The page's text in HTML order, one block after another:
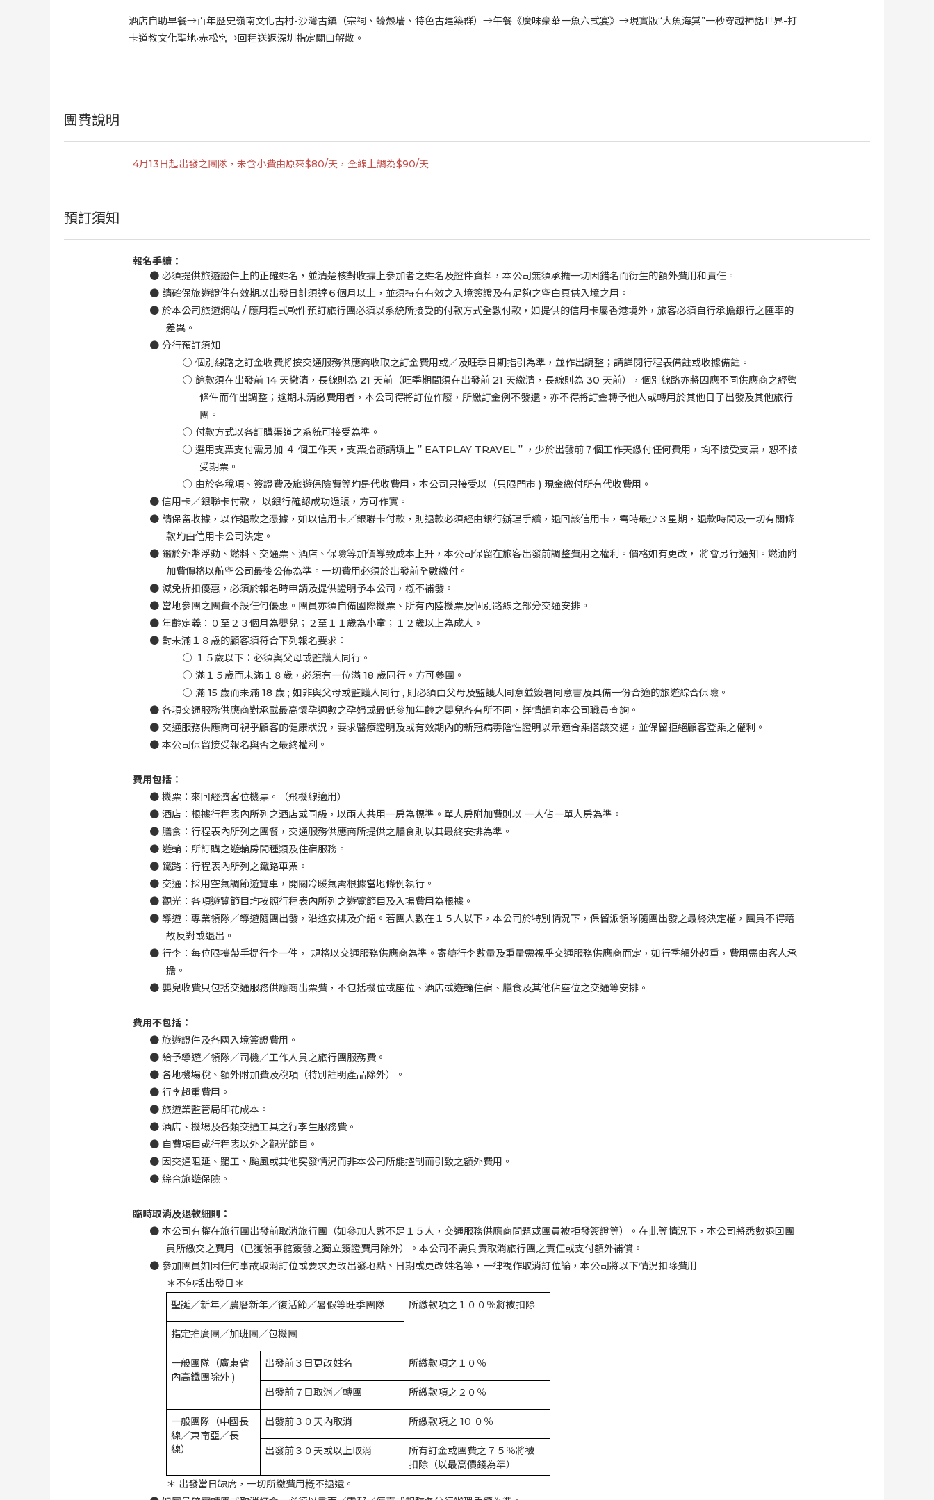
酒店自助早餐→百年歷史嶺南文化古村-沙灣古鎮（宗祠、蠔殼墻、特色古建築群）→午餐《廣味豪華一魚六式宴》→現實版“大魚海棠”一秒穿越神話世界-打
卡道教文化聖地·赤松宮→回程送返深圳指定關口解散。
團費說明
4月13日起出發之團隊，未含小費由原來$80/天，全線上調為$90/天
預訂須知
報名手續：
● 必須提供旅遊證件上的正確姓名，並清楚核對收據上參加者之姓名及證件資料，本公司無須承擔一切因錯名而衍生的額外費用和責任。
● 請確保旅遊證件有效期以出發日計須達６個月以上，並須持有有效之入境簽證及有足夠之空白頁供入境之用。
● 於本公司旅遊網站 / 應用程式軟件預訂旅行團必須以系統所接受的付款方式全數付款，如提供的信用卡屬香港境外，旅客必須自行承擔銀行之匯率的
差異。
● 分行預訂須知
○ 個別線路之訂金收費將按交通服務供應商收取之訂金費用或／及旺季日期指引為準，並作出調整；請詳閱行程表備註或收據備註。
○ 餘款須在出發前 14 天繳清，長線則為 21 天前（旺季期間須在出發前 21 天繳清，長線則為 30 天前），個別線路亦將因應不同供應商之經營
條件而作出調整；逾期未清繳費用者，本公司得將訂位作廢，所繳訂金例不發還，亦不得將訂金轉予他人或轉用於其他日子出發及其他旅行
團。
○ 付款方式以各訂購渠道之系統可接受為準。
○ 選用支票支付需另加 ４ 個工作天，支票抬頭請填上＂EATPLAY TRAVEL＂，少於出發前７個工作天繳付任何費用，均不接受支票，恕不接
受期票。
○ 由於各稅項、簽證費及旅遊保險費等均是代收費用，本公司只接受以（只限門市 ) 現金繳付所有代收費用。
● 信用卡／銀聯卡付款， 以銀行確認成功過賬，方可作實。
● 請保留收據，以作退款之憑據，如以信用卡／銀聯卡付款，則退款必須經由銀行辦理手續，退回該信用卡，需時最少３星期，退款時間及一切有關條
款均由信用卡公司決定。
● 鑑於外幣浮動、燃料、交通票、酒店、保險等加價導致成本上升，本公司保留在旅客出發前調整費用之權利。價格如有更改， 將會另行通知。燃油附
加費價格以航空公司最後公佈為準。一切費用必須於出發前全數繳付。
● 減免折扣優惠，必須於報名時申請及提供證明予本公司，槪不補發。
● 當地參團之團費不設任何優惠。團員亦須自備國際機票、所有內陸機票及個別路線之部分交通安排。
● 年齡定義：０至２３個月為嬰兒；２至１１歲為小童；１２歲以上為成人。
● 對未滿１８歳的顧客須符合下列報名要求：
○ １５歲以下：必須與父母或監護人同行。
○ 滿１５歲而未滿１８歲，必須有一位滿 18 歲同行。方可參團。
○ 滿 15 歲而未滿 18 歲 ; 如非與父母或監護人同行 , 則必須由父母及監護人同意並簽署同意書及具備一份合適的旅遊綜合保險。
● 各項交通服務供應商對承載最高懷孕週數之孕婦或最低參加年齡之嬰兒各有所不同，詳情請向本公司職員查詢。
● 交通服務供應商可視乎顧客的健康狀況，要求醫療證明及或有效期內的新冠病毒陰性證明以示適合乘搭該交通，並保留拒絕顧客登乘之權利。
● 本公司保留接受報名與否之最終權利。
費用包括：
● 機票：來回經濟客位機票。（飛機線適用）
● 酒店：根據行程表內所列之酒店或同級，以兩人共用一房為標準。單人房附加費則以 一人佔一單人房為準。
● 膳食：行程表內所列之團餐，交通服務供應商所提供之膳食則以其最終安排為準。
● 遊輪：所訂購之遊輪房間種類及住宿服務。
● 鐵路：行程表內所列之鐵路車票。
● 交通：採用空氣調節遊覽車，開關冷暖氣需根據當地條例執行。
● 觀光：各項遊覽節目均按照行程表內所列之遊覽節目及入場費用為根據。
● 導遊：專業領隊／導遊隨團出發，沿途安排及介紹。若團人數在１５人以下，本公司於特別情況下，保留派領隊隨團出發之最終決定權，團員不得藉
故反對或退出。
● 行李：每位限攜帶手提行李一件， 規格以交通服務供應商為準。寄艙行李數量及重量需視乎交通服務供應商而定，如行季額外超重，費用需由客人承
擔。
● 嬰兒收費只包括交通服務供應商出票費，不包括機位或座位、酒店或遊輪住宿、膳食及其他佔座位之交通等安排。
費用不包括：
● 旅遊證件及各國入境簽證費用。
● 給予導遊／領隊／司機／工作人員之旅行團服務費。
● 各地機場稅、額外附加費及稅項（特別註明產品除外）。
● 行李超重費用。
● 旅遊業監管局印花成本。
● 酒店、機場及各類交通工具之行李生服務費。
● 自費項目或行程表以外之觀光節目。
● 因交通阻延、罷工、颱風或其他突發情況而非本公司所能控制而引致之額外費用。
● 綜合旅遊保險。
臨時取消及退款細則：
● 本公司有權在旅行團出發前取消旅行團（如參加人數不足１５人，交通服務供應商問題或團員被拒發簽證等）。在此等情況下，本公司將悉數退回團
員所繳交之費用（已獲領事館簽發之獨立簽證費用除外）。本公司不需負責取消旅行團之責任或支付額外補償。
● 參加團員如因任何事故取消訂位或要求更改出發地點、日期或更改姓名等，一律視作取消訂位論，本公司將以下情況扣除費用
＊不包括出發日＊
聖誕／新年／農曆新年／復活節／暑假等旺季團隊
所繳款項之１００％將被扣除
指定推廣團／加班團／包機團
一般團隊（廣東省
內高鐵團除外)
出發前３日更改姓名 所繳款項之１０％
出發前７日取消／轉團 所繳款項之２０％
一般團隊（中國長
線／東南亞／長
線）
出發前３０天內取消 所繳款項之10 ０％
出發前３０天或以上取消
所有訂金或團費之７５％將被
扣除（以最高價錢為準）
＊ 出發當日缺席，一切所繳費用槪不退還。